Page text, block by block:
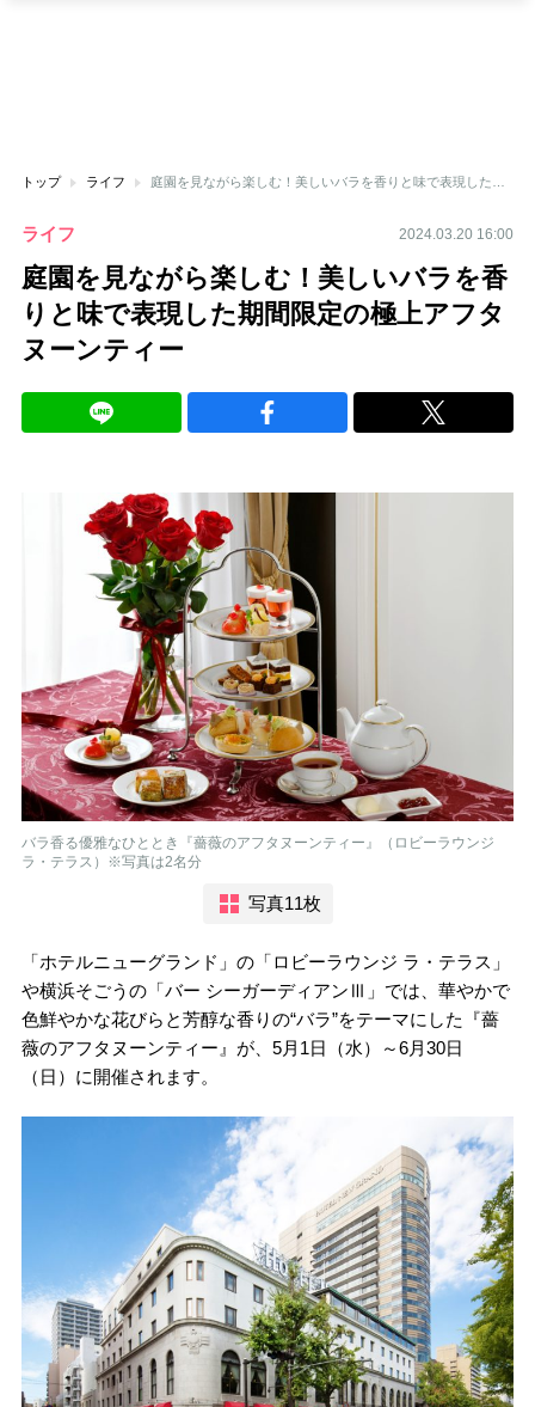
トップ ライフ
ライフ 2024.03.20 16:00
庭園を見ながら楽しむ！美しいバラを香
りと味で表現した期間限定の極上アフタ
ヌーンティー
バラ香る優雅なひととき『薔薇のアフタヌーンティー』（ロビーラウンジ
ラ・テラス）※写真は2名分
写真11枚
「ホテルニューグランド」の「ロビーラウンジ ラ・テラス」
や横浜そごうの「バー シーガーディアンⅢ」では、華やかで
色鮮やかな花びらと芳醇な香りの“バラ”をテーマにした『薔
薇のアフタヌーンティー』が、5月1日（水）～6月30日
（日）に開催されます。